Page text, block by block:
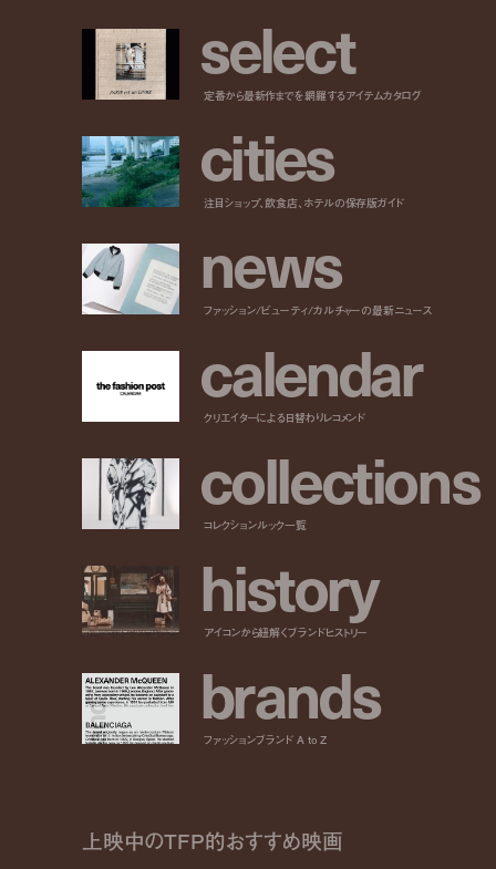
select
定番から最新作までを網羅するアイテムカタログ
cities
注目ショップ、飲食店、ホテルの保存版ガイド
news
ファッション/ビューティ/カルチャーの最新ニュース
calendar
クリエイターによる日替わりレコメンド
collections
コレクションルック一覧
history
アイコンから紐解くブランドヒストリー
brands
ファッションブランド A to Z
上映中のTFP的おすすめ映画